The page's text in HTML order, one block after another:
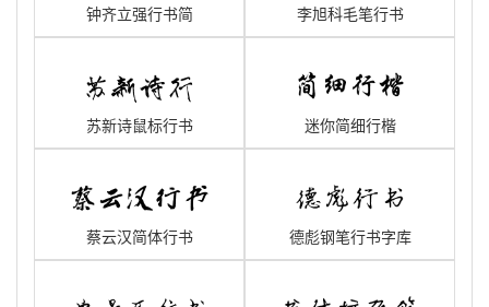
钟齐立强行书简 李旭科毛笔行书
苏新诗鼠标行书 迷你简细行楷
蔡云汉简体行书 德彪钢笔行书字库